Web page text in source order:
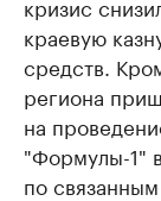
краевую
средств.
региона
на
"Формулы-1"
по